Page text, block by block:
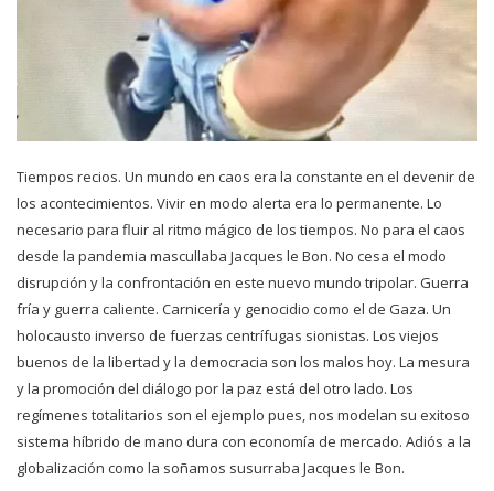
Tiempos recios. Un mundo en caos era la constante en el devenir de
los acontecimientos. Vivir en modo alerta era lo permanente. Lo
necesario para fluir al ritmo mágico de los tiempos. No para el caos
desde la pandemia mascullaba Jacques le Bon. No cesa el modo
disrupción y la confrontación en este nuevo mundo tripolar. Guerra
fría y guerra caliente. Carnicería y genocidio como el de Gaza. Un
holocausto inverso de fuerzas centrífugas sionistas. Los viejos
buenos de la libertad y la democracia son los malos hoy. La mesura
y la promoción del diálogo por la paz está del otro lado. Los
regímenes totalitarios son el ejemplo pues, nos modelan su exitoso
sistema híbrido de mano dura con economía de mercado. Adiós a la
globalización como la soñamos susurraba Jacques le Bon.